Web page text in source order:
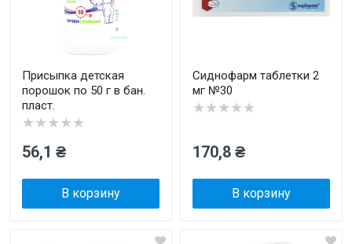
Присыпка детская
порошок по 50 г в бан.
пласт.
★★★★★
56,1 ₴
В корзину
Сиднофарм таблетки 2
мг №30
★★★★★
170,8 ₴
В корзину